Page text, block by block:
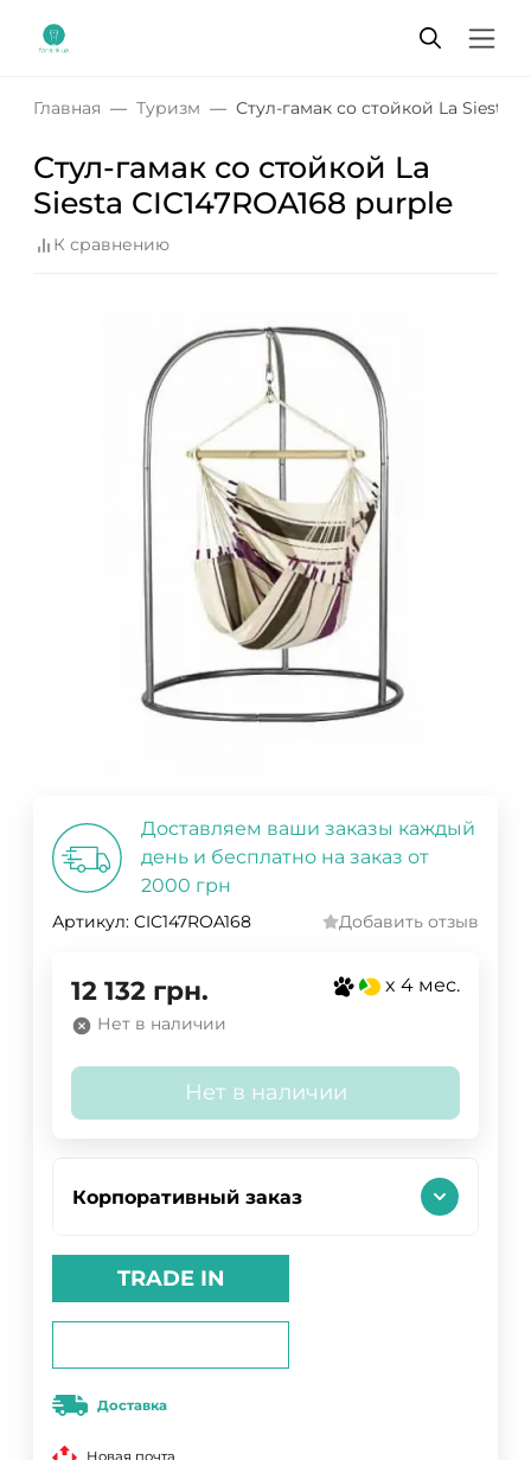
Главная Туризм Стул-гамак со стойкой La Siesta
Стул-гамак со стойкой La
Siesta CIC147ROA168 purple
К сравнению
Доставляем ваши заказы каждый
день и бесплатно на заказ от
2000 грн
Артикул: CIC147ROA168 Добавить отзыв
12 132 грн. x 4 мес.
Нет в наличии
Нет в наличии
Корпоративный заказ
TRADE IN
Доставка
Новая почта